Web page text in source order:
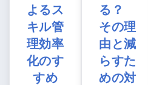
よるス
キル管
理効率
化のす
すめ
る？
その理
由と減
らすた
めの対